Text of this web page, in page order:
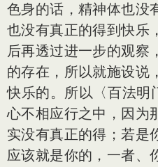
色身的话，精神体也没
也没有真正的得到快乐
后再透过进一步的观察
的存在，所以就施设说
快乐的。所以〈百法明
心不相应行之中，因为
实没有真正的得；若是
应该就是你的，一者、